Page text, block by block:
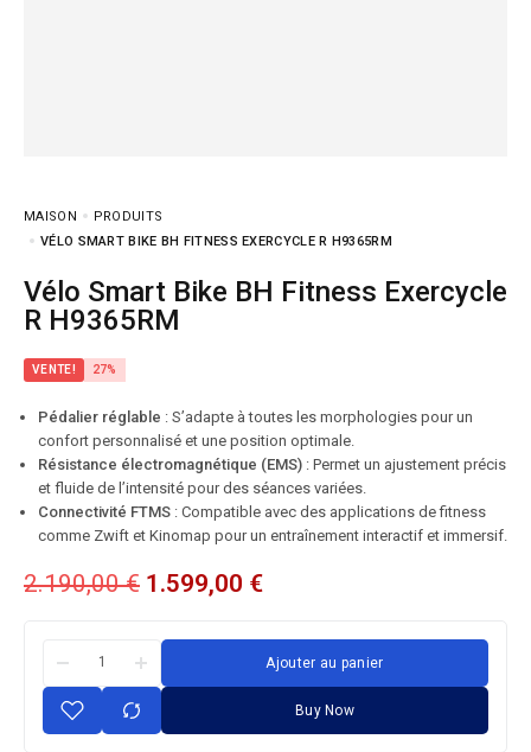
MAISON
PRODUITS
VÉLO SMART BIKE BH FITNESS EXERCYCLE R H9365RM
Vélo Smart Bike BH Fitness Exercycle
R H9365RM
VENTE! 27%
Pédalier réglable : S’adapte à toutes les morphologies pour un
confort personnalisé et une position optimale.
Résistance électromagnétique (EMS) : Permet un ajustement précis
et fluide de l’intensité pour des séances variées.
Connectivité FTMS : Compatible avec des applications de fitness
comme Zwift et Kinomap pour un entraînement interactif et immersif.
2.190,00€ 1.599,00 €
Ajouter au panier
Buy Now